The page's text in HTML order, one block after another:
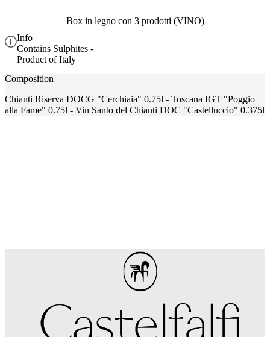
Box in legno con 3 prodotti (VINO)
Info
Contains Sulphites -
Product of Italy
Composition
Chianti Riserva DOCG "Cerchiaia" 0.75l - Toscana IGT "Poggio
alla Fame" 0.75l - Vin Santo del Chianti DOC "Castelluccio" 0.375l